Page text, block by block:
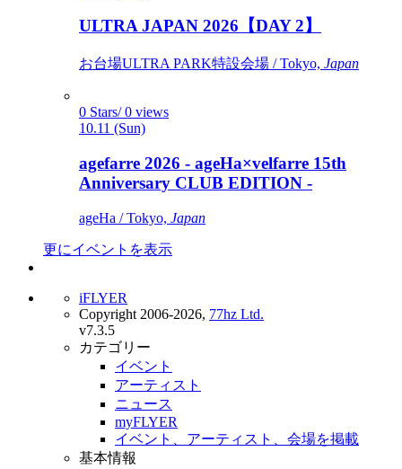
ULTRA JAPAN 2026【DAY 2】
お台場ULTRA PARK特設会場 / Tokyo, Japan
0 Stars/ 0 views
10.11 (Sun)
agefarre 2026 - ageHa×velfarre 15th
Anniversary CLUB EDITION -
ageHa / Tokyo, Japan
更にイベントを表示
iFLYER
Copyright 2006-2026, 77hz Ltd.
v7.3.5
カテゴリー
イベント
アーティスト
ニュース
myFLYER
イベント、アーティスト、会場を掲載
基本情報